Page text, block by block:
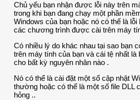
Chủ yếu bạn nhận được lỗi này trên
trong khi bạn đang chạy một phần
Windows của bạn hoặc nó có thể là lỗi
các chương trình được cài trên máy
Có nhiều lý do khác nhau tại sao bạn
trên máy tính của bạn và cái tệ nhất là
cho bất kỳ nguyên nhân nào .
Nó có thể là cài đặt một số cập nhật
thường hoặc có thể là một số file DLL
hỏng ..